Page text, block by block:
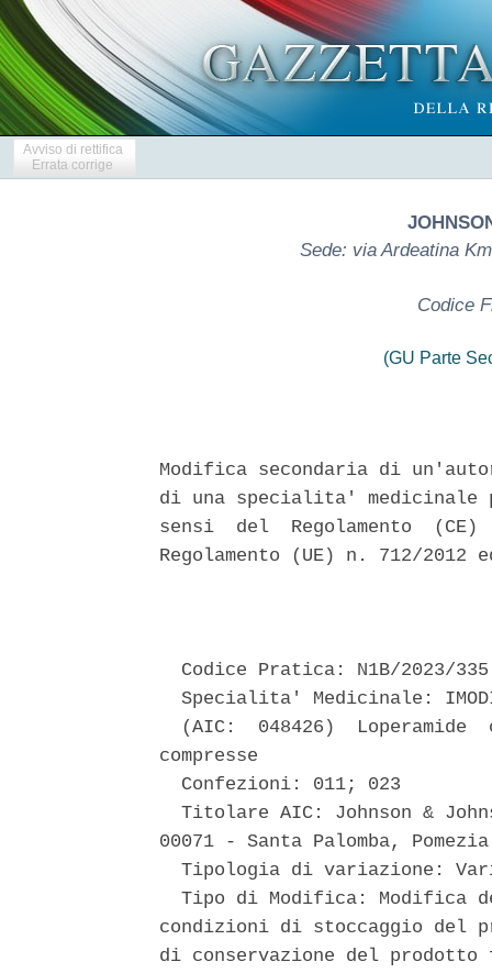
Avviso di rettifica
Errata corrige
Sede: via Ardeatina
Codice
(GU Parte
Modifica secondaria di
di una specialita' medicinale
sensi  del  Regolamento
Regolamento (UE) n. 712/
Codice Pratica: N1B/2023/
Specialita' Medicinale:
(AIC:  048426)  Loperamide
compresse
  Confezioni: 011; 023
Titolare AIC: Johnson &
00071 - Santa Palomba,
Tipologia di variazione:
Tipo di Modifica: Modifica
condizioni di stoccaggio del
di conservazione del